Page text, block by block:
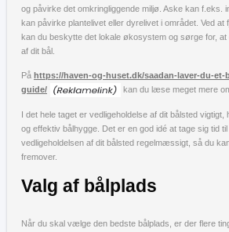
og påvirke det omkringliggende miljø. Aske kan f.eks.
kan påvirke plantelivet eller dyrelivet i området. Ved at
kan du beskytte det lokale økosystem og sørge for,
af dit bål.
På https://haven-og-huset.dk/saadan-laver-du-et-
guide/
kan du læse meget mere
I det hele taget er vedligeholdelse af dit bålsted
og effektiv bålhygge. Det er en god idé at tage sig tid
vedligeholdelsen af dit bålsted regelmæssigt, så du
fremover.
Valg af bålplads
Når du skal vælge den bedste bålplads, er der flere